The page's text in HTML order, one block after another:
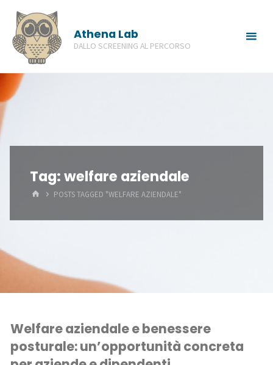
Skip
content
Athena Lab
DALLO SCREENING AL PERCORSO
Tag:welfare aziendale
HOMEPOSTS TAGGED "WELFARE AZIENDALE"
Welfare aziendale e benessere
posturale: un’opportunità concreta